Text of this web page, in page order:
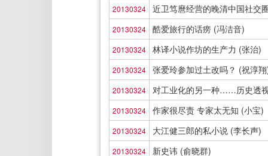
20130324 近卫笃麿经营的晚清中国社交
20130324 酷爱旅行的话痨 (冯洁音)
20130324 林译小说作坊的生产力 (张治)
20130324 张爱玲参加过土改吗？ (祝淳
20130324 对工业化的另一种……历史透
20130324 作家很尽责 专家太无知 (小宝)
20130324 大江健三郎的私小说 (李长声)
20130324 新史讳 (俞晓群)